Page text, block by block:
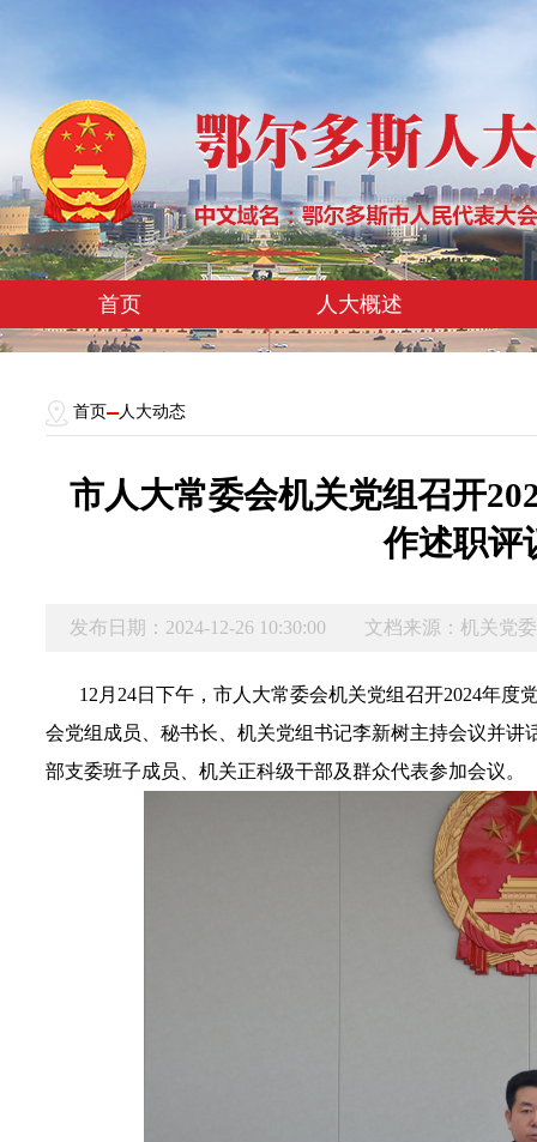
首页 人大概述
首页 人大动态
市人大常委会机关党组召开
作述职评
发布日期：2024-12-26 10:30:00 文档来源：机关党
1 2 月 24日下午，市人大常委会机关党组召开2024年度
会党组成员、秘书长、机关党组书记李新树主持会议并讲
部支委班子成员 、机关正科级干部及群众代表参加会议。